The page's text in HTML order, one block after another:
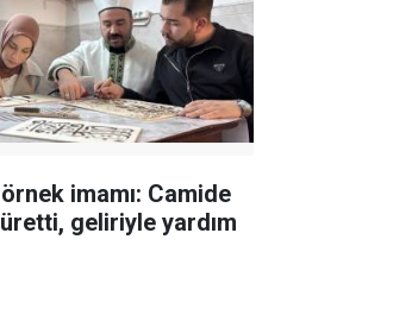
imamı: Camide
geliriyle yardım